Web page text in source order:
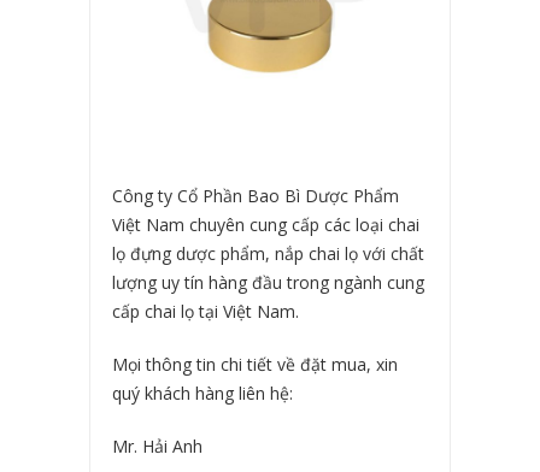
Công ty Cổ Phần Bao Bì Dược Phẩm
Việt Nam chuyên cung cấp các loại chai
lọ đựng dược phẩm, nắp chai lọ với chất
lượng uy tín hàng đầu trong ngành cung
cấp chai lọ tại Việt Nam.
Mọi thông tin chi tiết về đặt mua, xin
quý khách hàng liên hệ:
Mr. Hải Anh